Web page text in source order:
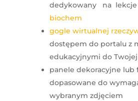
dedykowany na
biochem
gogle wirtualnej
dostępem do portalu z
edukacyjnymi do
panele dekoracyjne lub
dopasowane do
wybranym zdjęciem